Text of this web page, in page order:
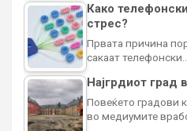
Како
стрес?
Првата причина
сакаат телефонски…
Најгрдиот град
Повеќето градови
во медиумите